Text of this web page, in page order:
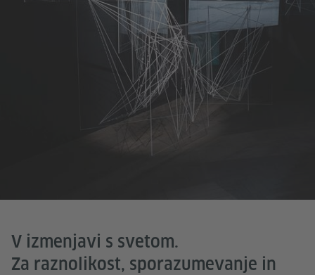
V izmenjavi s svetom.
Za raznolikost, sporazumevanje in